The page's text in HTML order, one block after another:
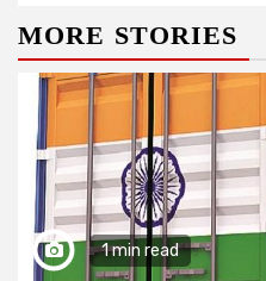
MORE STORIES
1 min read